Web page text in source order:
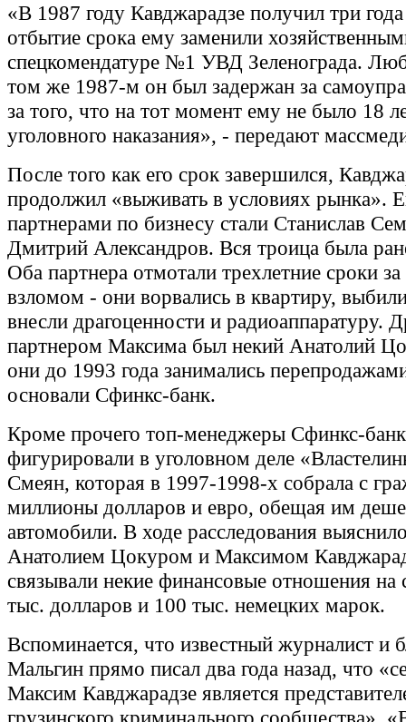
«В 1987 году Кавджарадзе получил три
отбытие срока ему заменили
спецкомендатуре №1 УВД Зеленограда.
том же 1987-м он был задержан за
за того, что на тот момент ему не было 18
уголовного наказания», - передают
После того как его срок завершился,
продолжил «выживать в условиях рынка».
партнерами по бизнесу стали Станислав
Дмитрий Александров. Вся троица была
Оба партнера отмотали трехлетние сроки
взломом - они ворвались в квартиру,
внесли драгоценности и радиоаппаратуру.
партнером Максима был некий Анатолий
они до 1993 года занимались
основали Сфинкс-банк.
Кроме прочего топ-менеджеры Сфинкс-
фигурировали в уголовном деле
Смеян, которая в 1997-1998-х собрала с
миллионы долларов и евро, обещая им
автомобили. В ходе расследования
Анатолием Цокуром и Максимом
связывали некие финансовые отношения
тыс. долларов и 100 тыс. немецких марок.
Вспоминается, что известный журналист и
Мальгин прямо писал два года назад, что
Максим Кавджарадзе является